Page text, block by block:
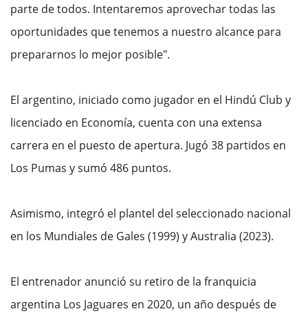
parte de todos. Intentaremos aprovechar todas las
oportunidades que tenemos a nuestro alcance para
prepararnos lo mejor posible".
El argentino, iniciado como jugador en el Hindú Club y
licenciado en Economía, cuenta con una extensa
carrera en el puesto de apertura. Jugó 38 partidos en
Los Pumas y sumó 486 puntos.
Asimismo, integró el plantel del seleccionado nacional
en los Mundiales de Gales (1999) y Australia (2023).
El entrenador anunció su retiro de la franquicia
argentina Los Jaguares en 2020, un año después de